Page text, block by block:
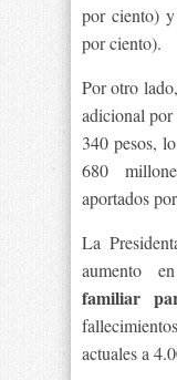
por ciento)
por ciento).
Por otro
adicional
340 pesos,
680
aportados
La
aumento
familiar
actuales a